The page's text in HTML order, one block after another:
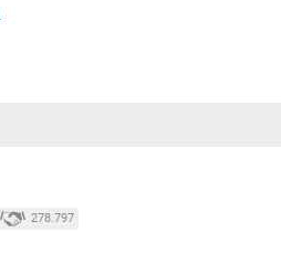
278.797